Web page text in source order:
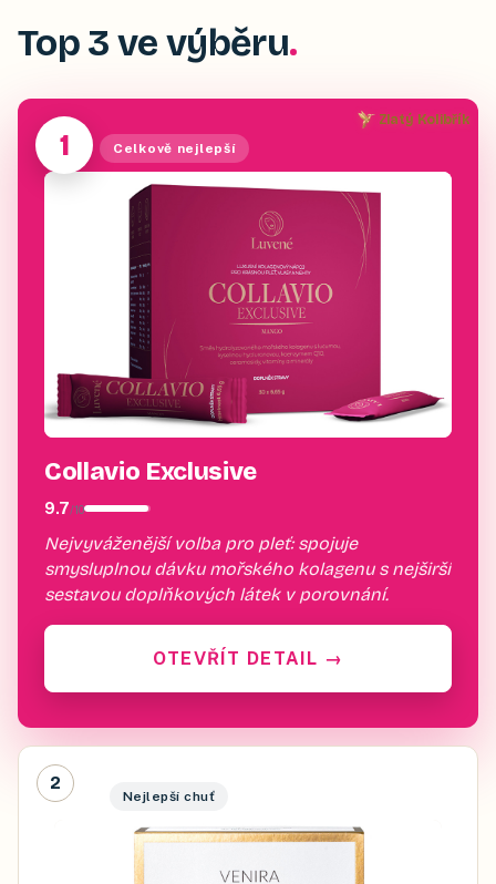
Top 3 ve výběru
1
Zlatý Kolibřík
Celkově nejlepší
Collavio Exclusive
9.7/10
Nejvyváženější volba pro pleť: spojuje
smysluplnou dávku mořského kolagenu s nejširší
sestavou doplňkových látek v porovnání.
OTEVŘÍT DETAIL →
2
Nejlepší chuť